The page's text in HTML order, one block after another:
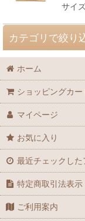
サイ
カテゴリで絞り
ドールハウス・家具
ミニチュアフード
おせち料理
和菓子
食器
ホーム
ショッピングカー
マイページ
お気に入り
最近チェックした
特定商取引法表示
ご利用案内